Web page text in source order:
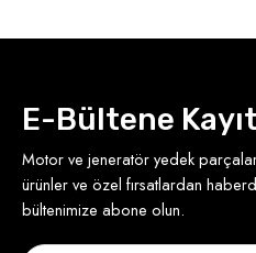
E-Bültene
Motor ve jeneratör yedek
ürünler ve özel fırsatlardan
bültenimize abone olun.